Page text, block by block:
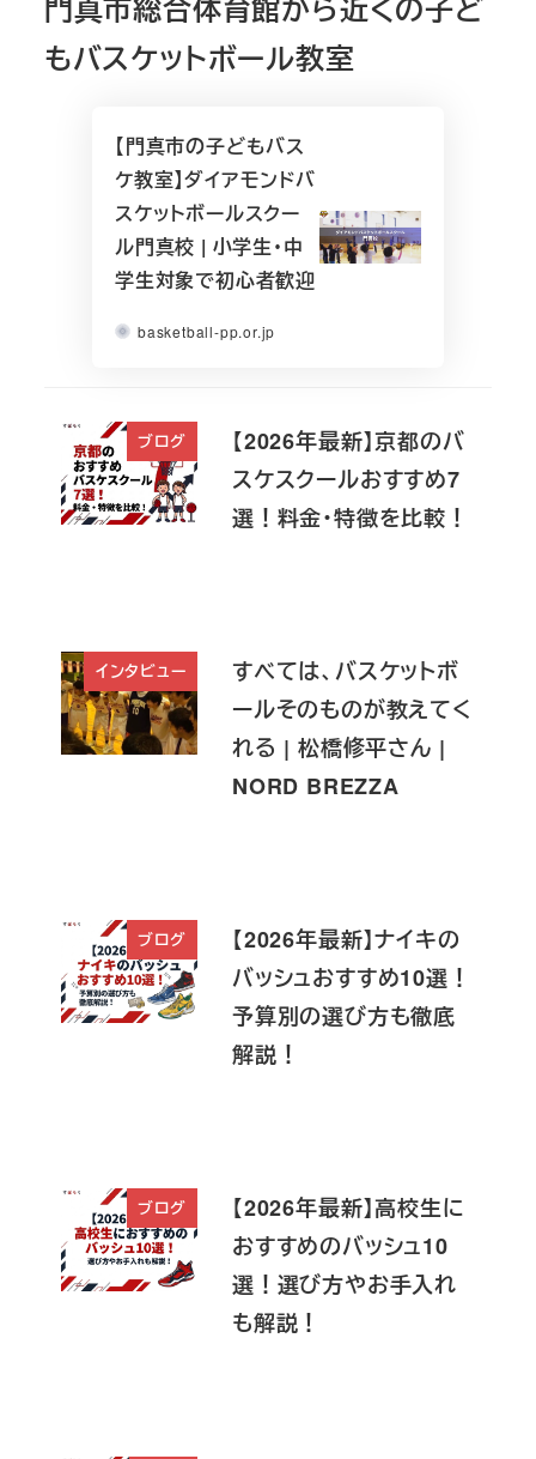
門真市総合体育館から近くの子ど
もバスケットボール教室
【門真市の子どもバス
ケ教室】ダイアモンドバ
スケットボールスクー
ル門真校 | 小学生・中
学生対象で初心者歓迎
basketball-pp.or.jp
ブログ
【2026年最新】京都のバ
スケスクールおすすめ7
選！料金・特徴を比較！
インタビュー
すべては、バスケットボ
ールそのものが教えてく
れる | 松橋修平さん |
NORD BREZZA
ブログ
【2026年最新】ナイキの
バッシュおすすめ10選！
予算別の選び方も徹底
解説！
ブログ
【2026年最新】高校生に
おすすめのバッシュ10
選！選び方やお手入れ
も解説！